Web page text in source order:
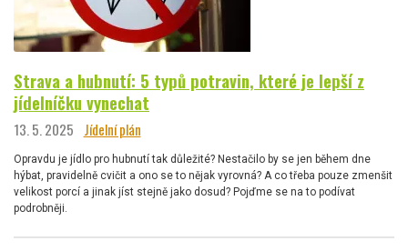
Strava a hubnutí: 5 typů potravin, které je lepší z
jídelníčku vynechat
13. 5. 2025 Jídelní plán
Opravdu je jídlo pro hubnutí tak důležité? Nestačilo by se jen během dne
hýbat, pravidelně cvičit a ono se to nějak vyrovná? A co třeba pouze zmenšit
velikost porcí a jinak jíst stejně jako dosud? Pojďme se na to podívat
podrobněji.